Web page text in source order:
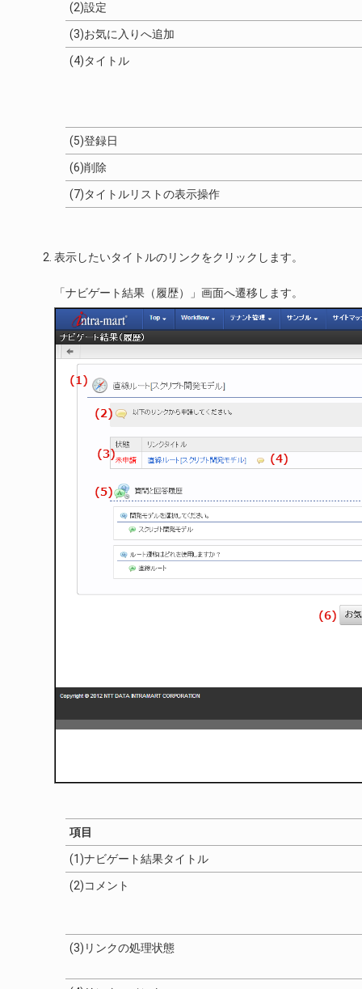
(2)設定
(3)お気に入りへ追加
(4)タイトル
(5)登録日
(6)削除
(7)タイトルリストの表示操作
表示したいタイトルのリンクをクリックします。
「ナビゲート結果（履歴）」画面へ遷移します。
項目
(1)ナビゲート結果タイトル
(2)コメント
(3)リンクの処理状態